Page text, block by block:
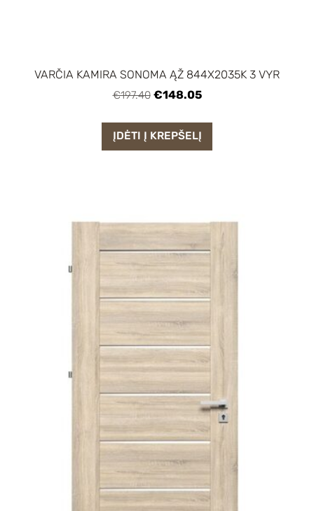
VARČIA KAMIRA SONOMA ĄŽ 844X2035K 3 VYR
€197.40 €148.05
ĮDĖTI Į KREPŠELĮ